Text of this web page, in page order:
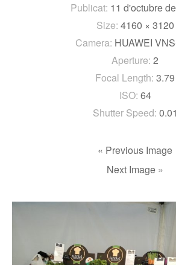
Publicat: 11 d'octubre
Size: 4160 × 3120
Camera: HUAWEI
Aperture: 2
Focal Length: 3.79
ISO: 64
Shutter Speed: 0.01
« Previous Image
Next Image »